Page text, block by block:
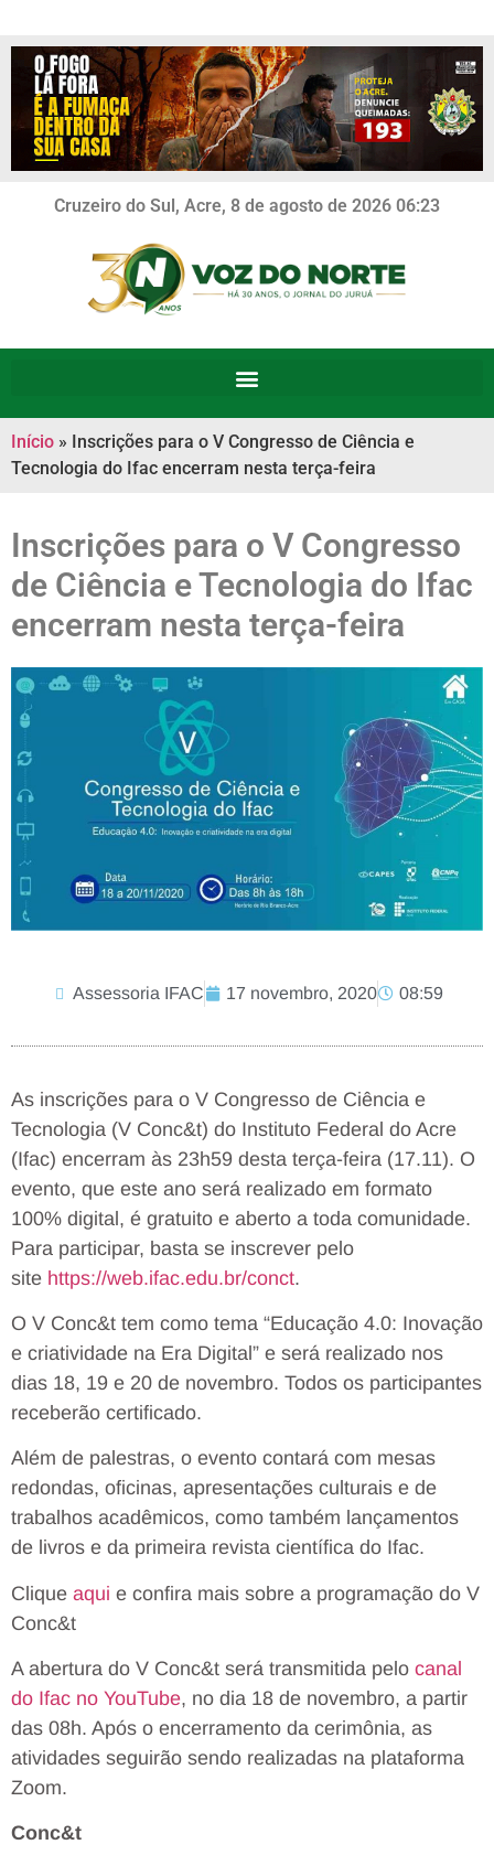
Cruzeiro do Sul, Acre, 8 de agosto de 2026 06:23
Início » Inscrições para o V Congresso de Ciência e
Tecnologia do Ifac encerram nesta terça-feira
Inscrições para o V Congresso
de Ciência e Tecnologia do Ifac
encerram nesta terça-feira
Assessoria IFAC 17 novembro, 2020 08:59
As inscrições para o V Congresso de Ciência e
Tecnologia (V Conc&t) do Instituto Federal do Acre
(Ifac) encerram às 23h59 desta terça-feira (17.11). O
evento, que este ano será realizado em formato
100% digital, é gratuito e aberto a toda comunidade.
Para participar, basta se inscrever pelo
site https://web.ifac.edu.br/conct.
O V Conc&t tem como tema “Educação 4.0: Inovação
e criatividade na Era Digital” e será realizado nos
dias 18, 19 e 20 de novembro. Todos os participantes
receberão certificado.
Além de palestras, o evento contará com mesas
redondas, oficinas, apresentações culturais e de
trabalhos acadêmicos, como também lançamentos
de livros e da primeira revista científica do Ifac.
Clique aqui e confira mais sobre a programação do V
Conc&t
A abertura do V Conc&t será transmitida pelo canal
do Ifac no YouTube, no dia 18 de novembro, a partir
das 08h. Após o encerramento da cerimônia, as
atividades seguirão sendo realizadas na plataforma
Zoom.
Conc&t